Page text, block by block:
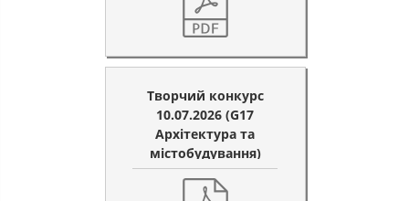
Творчий конкурс
10.07.2026 (G17
Архітектура та
містобудування)